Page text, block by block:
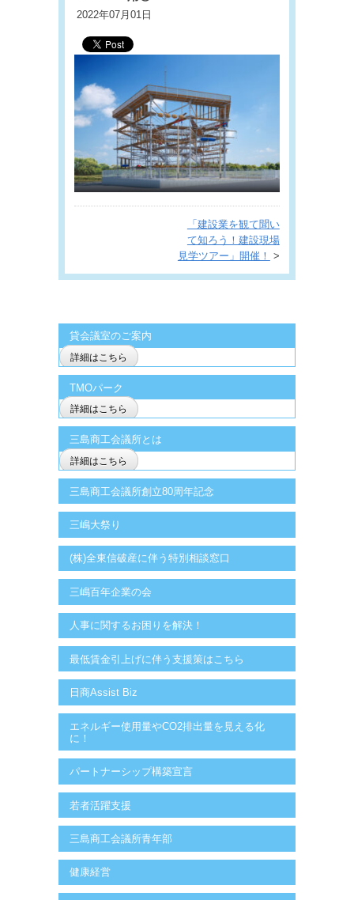
2022年07月01日
「建設業を観て聞い
て知ろう！建設現場
見学ツアー」開催！
>
貸会議室のご案内
詳細はこちら
TMOパーク
詳細はこちら
三島商工会議所とは
詳細はこちら
三島商工会議所創立80周年記念
三嶋大祭り
(株)全東信破産に伴う特別相談窓口
三嶋百年企業の会
人事に関するお困りを解決！
最低賃金引上げに伴う支援策はこちら
日商Assist Biz
エネルギー使用量やCO2排出量を見える化
に！
パートナーシップ構築宣言
若者活躍支援
三島商工会議所青年部
健康経営